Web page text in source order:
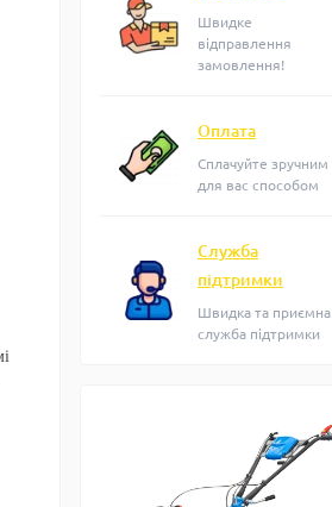
Швидке
відправлення
замовлення!
Оплата
Сплачуйте зручним
для вас способом
Служба
підтримки
Швидка та приємна
служба підтримки